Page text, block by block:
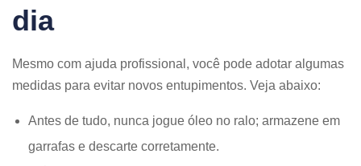
dia
Mesmo com ajuda profissional, você pode adotar algumas
medidas para evitar novos entupimentos. Veja abaixo:
Antes de tudo, nunca jogue óleo no ralo; armazene em
garrafas e descarte corretamente.